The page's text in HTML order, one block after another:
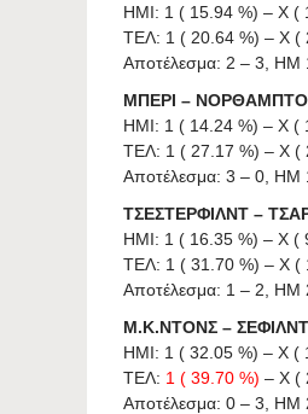
ΗΜΙ: 1 ( 15.94 %) – X (
ΤΕΛ: 1 ( 20.64 %) – X (
Αποτέλεσμα: 2 – 3, HΜ
ΜΠΕΡΙ –
ΗΜΙ: 1 ( 14.24 %) – X (
ΤΕΛ: 1 ( 27.17 %) – X (
Αποτέλεσμα: 3 – 0, HΜ
ΤΣΕΣΤΕΡΦΙΛΝΤ –
ΗΜΙ: 1 ( 16.35 %) – X (
ΤΕΛ: 1 ( 31.70 %) – X (
Αποτέλεσμα: 1 – 2, HΜ
Μ.Κ.ΝΤΟΝΣ –
ΗΜΙ: 1 ( 32.05 %) – X (
ΤΕΛ: 1 ( 39.70 %) – X (
Αποτέλεσμα: 0 – 3, HΜ